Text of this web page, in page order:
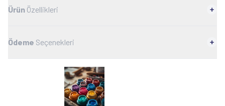
Ürün Özellikleri
Ödeme Seçenekleri